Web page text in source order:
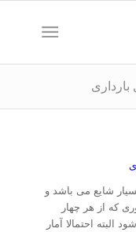
شایع می باشد و
که از هر چهار
احتمالا آمار